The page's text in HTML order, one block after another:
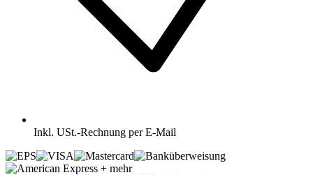
Inkl. USt.-Rechnung per E-Mail
+ mehr